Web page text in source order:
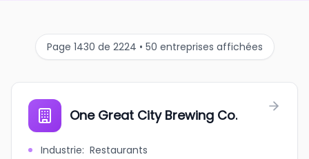
Page 1430 de 2224 • 50 entreprises affichées
One Great City Brewing Co.
Industrie: Restaurants